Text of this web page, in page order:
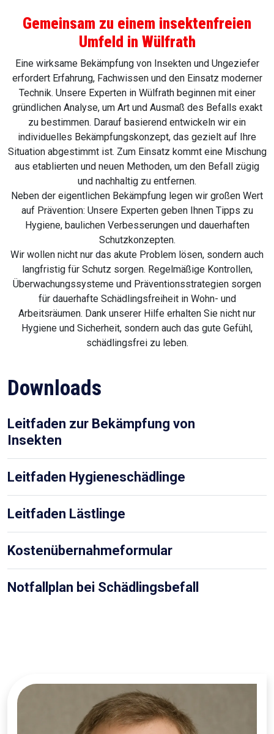
auf Prävention: Unsere Experten geben Ihnen Tipps zu
Hygiene, baulichen Verbesserungen und dauerhaften
Wir wollen nicht nur das akute Problem lösen, sondern auch
langfristig für Schutz sorgen. Regelmäßige Kontrollen,
Überwachungssysteme und Präventionsstrategien sorgen
für dauerhafte Schädlingsfreiheit in Wohn- und
Arbeitsräumen. Dank unserer Hilfe erhalten Sie nicht nur
Hygiene und Sicherheit, sondern auch das gute Gefühl,
schädlingsfrei zu leben.
Downloads
Leitfaden zur Bekämpfung von
Insekten
Leitfaden Hygieneschädlinge
Leitfaden Lästlinge